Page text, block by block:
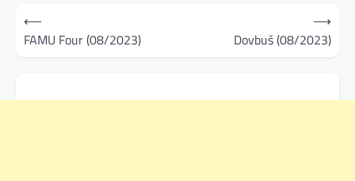
Navigace
pro
příspěvek
⟵
FAMU Four (08/2023)
Dovbuš (08/2023)
⟶